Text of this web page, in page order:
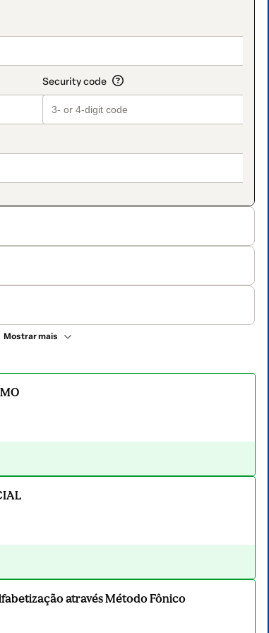
Mostrar mais
através Método Fônico